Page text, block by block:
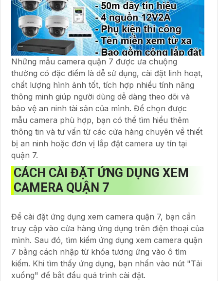
Những mẫu camera quận 7 được ưa chuộng
thường có đặc điểm là dễ sử dụng, cài đặt linh hoạt,
chất lượng hình ảnh tốt, tích hợp nhiều tính năng
thông minh giúp người dùng dễ dàng theo dõi và
bảo vệ an ninh tài sản của mình. Để chọn được
mẫu camera phù hợp, bạn có thể tìm hiểu thêm
thông tin và tư vấn từ các cửa hàng chuyên về thiết
bị an ninh hoặc đơn vị lắp đặt camera uy tín tại
quận 7.
CÁCH CÀI ĐẶT ỨNG DỤNG XEM
CAMERA QUẬN 7
Để cài đặt ứng dụng xem camera quận 7, bạn cần
truy cập vào cửa hàng ứng dụng trên điện thoại của
mình. Sau đó, tìm kiếm ứng dụng xem camera quận
7 bằng cách nhập từ khóa tương ứng vào ô tìm
kiếm. Khi tìm thấy ứng dụng, bạn nhấn vào nút "Tải
xuống" để bắt đầu quá trình cài đặt.